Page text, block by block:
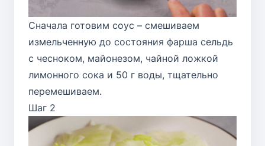
Сначала готовим соус – смешиваем
измельченную до состояния фарша сельдь
с чесноком, майонезом, чайной ложкой
лимонного сока и 50 г воды, тщательно
перемешиваем.
Шаг 2